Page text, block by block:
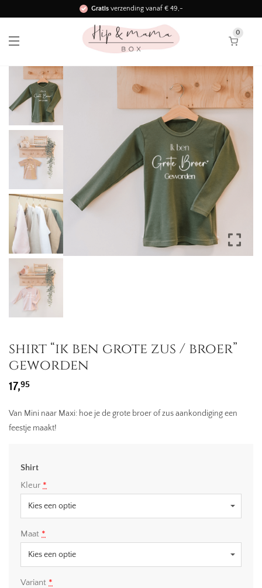
Gratisverzending vanaf € 49,-
Binnen 3 werkdagen in huis!
0
shirt “ik ben grote zus / broer”
geworden
17,95
Van Mini naar Maxi: hoe je de grote broer of zus aankondiging een
feestje maakt!
Shirt
Kleur *
Maat *
Variant *